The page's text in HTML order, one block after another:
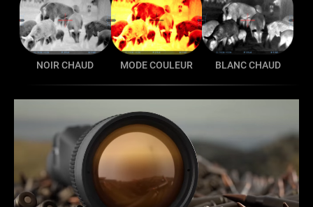
NOIR CHAUD MODE COULEUR BLANC CHAUD